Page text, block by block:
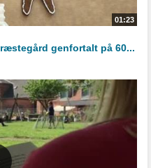
01:23
genfortalt på 60...